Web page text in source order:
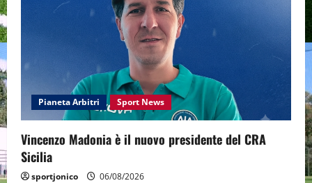
Pianeta Arbitri Sport News
Vincenzo Madonia è il nuovo presidente del CRA
Sicilia
sportjonico 06/08/2026